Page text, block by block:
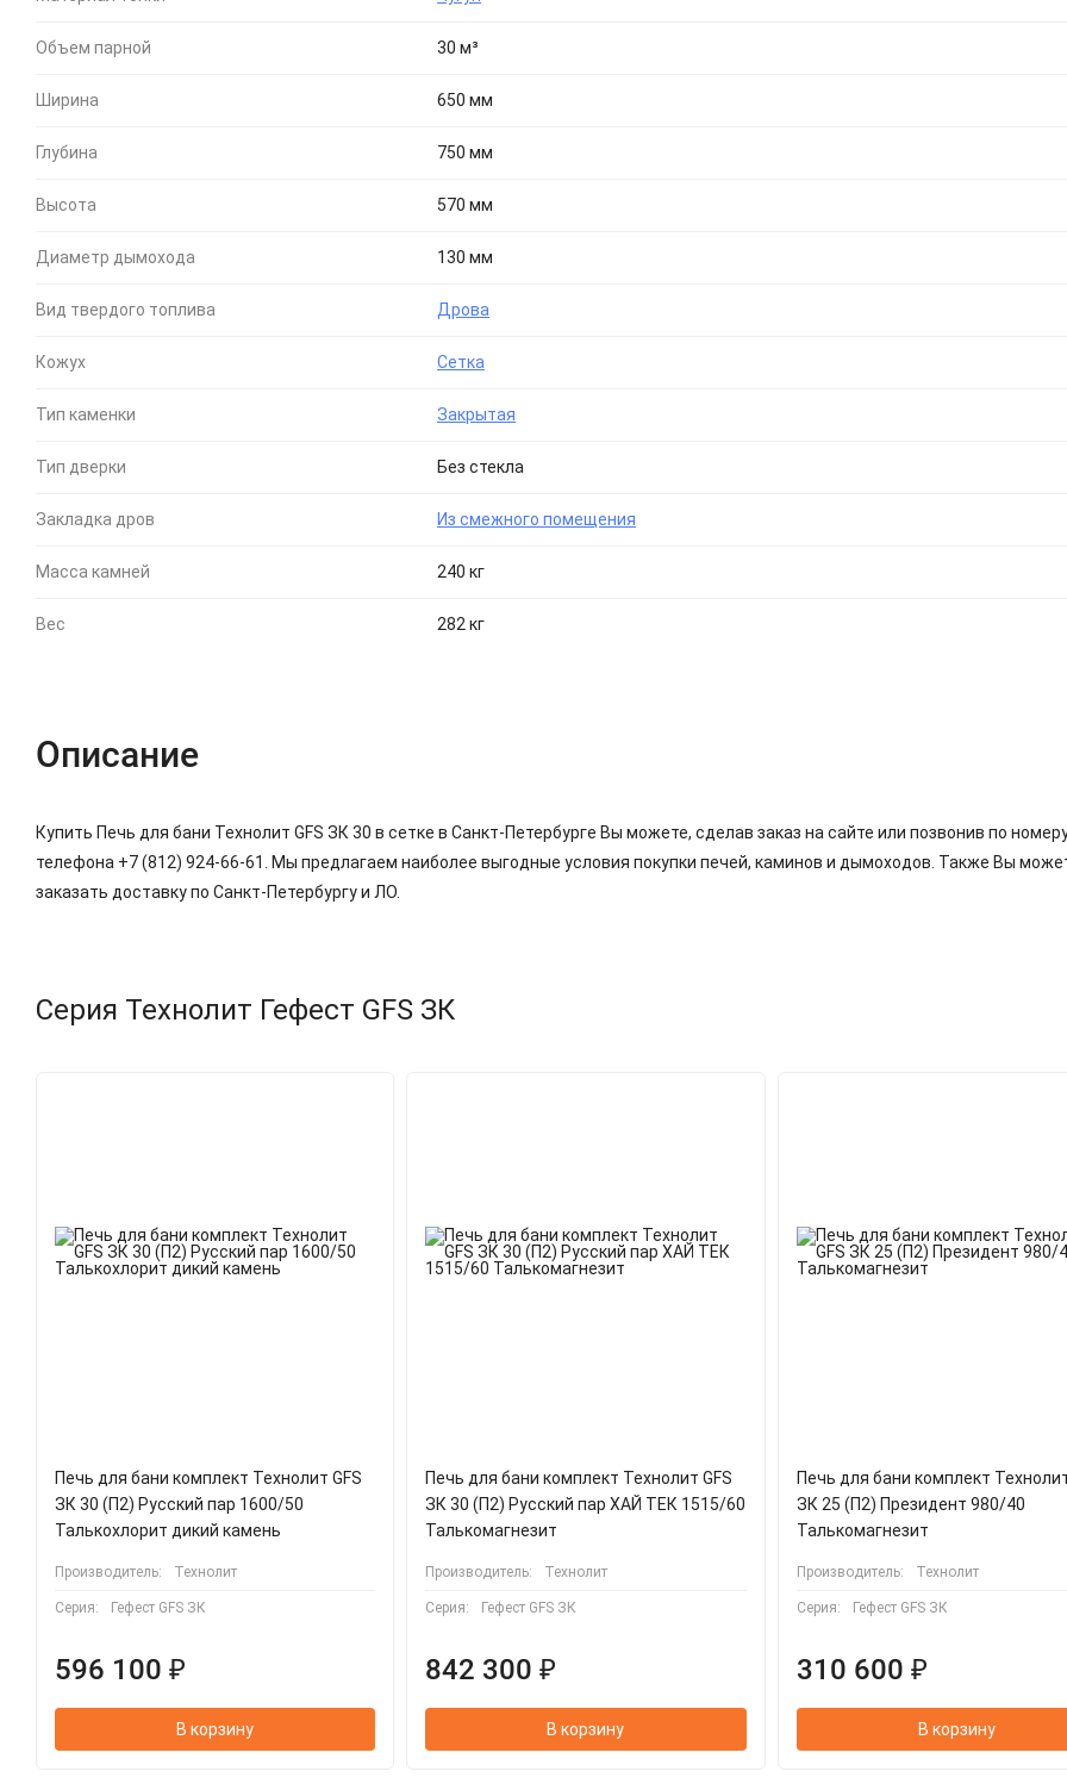
Объем парной 30 м³
Ширина 650 мм
Глубина 750 мм
Высота 570 мм
Диаметр дымохода 130 мм
Вид твердого топлива Дрова
Кожух Сетка
Тип каменки Закрытая
Тип дверки Без стекла
Закладка дров Из смежного помещения
Масса камней 240 кг
Вес 282 кг
Описание
Купить Печь для бани Технолит GFS ЗК 30 в сетке в Санкт-Петербурге Вы можете, сделав заказ на сайте или позвонив по
телефона +7 (812) 924-66-61. Мы предлагаем наиболее выгодные условия покупки печей, каминов и дымоходов. Также Вы
заказать доставку по Санкт-Петербургу и ЛО.
Серия Технолит Гефест GFS ЗК
Печь для бани комплект Технолит GFS
ЗК 30 (П2) Русский пар 1600/50
Талькохлорит дикий камень
Производитель: Технолит
Серия: Гефест GFS ЗК
596 100 ₽
В корзину
Печь для бани комплект Технолит GFS
ЗК 30 (П2) Русский пар ХАЙ ТЕК 1515/60
Талькомагнезит
Производитель: Технолит
Серия: Гефест GFS ЗК
842 300 ₽
В корзину
Печь для бани комплект
ЗК 25 (П2) Президент 980/40
Талькомагнезит
Производитель: Технолит
Серия: Гефест GFS ЗК
310 600 ₽
В корзину